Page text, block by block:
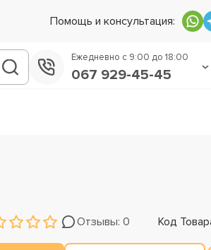
Помощь и консультация:
Ежедневно с 9:00 до 18:00
067 929-45-45
Отзывы: 0 Код